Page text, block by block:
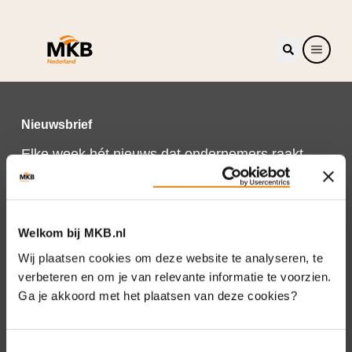
Welkom bij MKB.nl
Wij plaatsen cookies om deze website te analyseren, te
verbeteren en om je van relevante informatie te voorzien.
Ga je akkoord met het plaatsen van deze cookies?
Nieuwsbrief
Elke week hét nieuws dat ondernemers raakt.
Schrijf je nu in voor de MKB-Nederland
nieuwsbrief.
Schrijf je in
Direct naar
Over ons